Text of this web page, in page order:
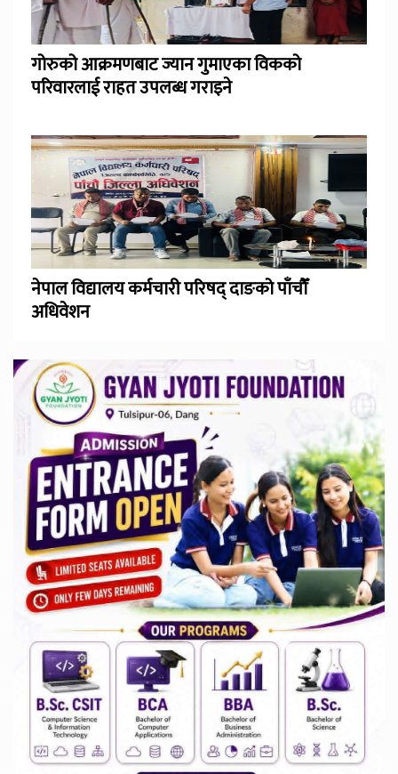
गोरुको आक्रमणबाट ज्यान गुमाएका विकको
परिवारलाई राहत उपलब्ध गराइने
नेपाल विद्यालय कर्मचारी परिषद् दाङको पाँचौँ
अधिवेशन